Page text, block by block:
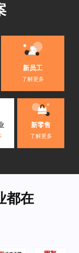
新员工
了解更多
新零售
了解更多
都在